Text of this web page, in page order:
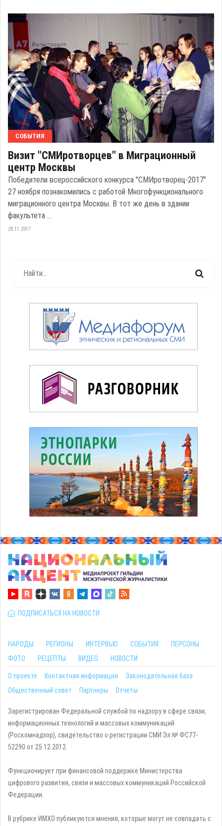
СОБЫТИЯ
Визит "СМИротворцев" в Миграционный
центр Москвы
Победители всероссийского конкурса "СМИротворец-2017"
27 ноября познакомились с работой Многофункционального
миграционного центра Москвы. В тот же день в здании
факультета ...
28.11.2017
ПОДПИСАТЬСЯ НА НОВОСТИ
НАРОДЫ РЕГИОНЫ ИНТЕРВЬЮ СОБЫТИЯ
ПЕРСОНЫ
ФОТО
РЕЦЕПТЫ ВИДЕО НОВОСТИ
О проекте Контактная информация
Законодательная база
Общественный совет
Партнеры Отчеты
Зарегистрирован Федеральной службой по надзору в сфере связи,
информационных технологий и массовых коммуникаций
(Роскомнадзор), свидетельство о регистрации СМИ Эл № ФС77-
52290 от 25.12.2012.
Функционирует при финансовой поддержке Министерства
цифрового развития, связи и массовых коммуникаций Российской
Федерации.
В рубрике ИМХО публикуются мнения, которые могут не совпадать с